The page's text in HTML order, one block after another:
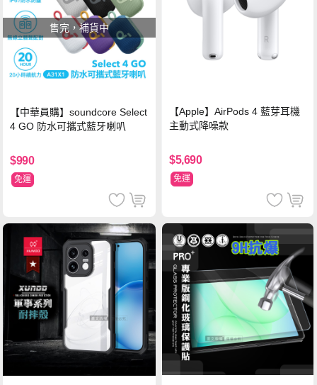
售完，補貨中
【中華員購】soundcore Select
4 GO 防水可攜式藍牙喇叭
$990
免運
【Apple】AirPods 4 藍芽耳機
主動式降噪款
$5,690
免運